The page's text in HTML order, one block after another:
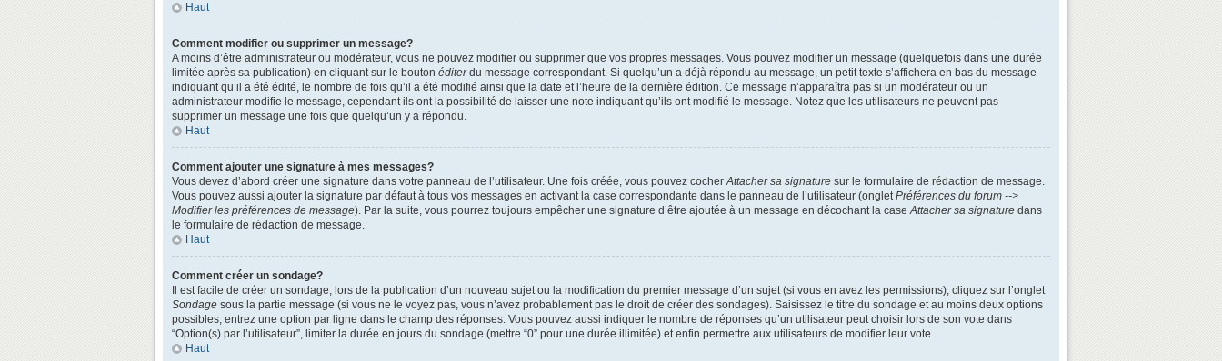
Haut
Comment modifier ou supprimer un message?
A moins d’être administrateur ou modérateur, vous ne pouvez modifier ou supprimer que vos propres messages. Vous pouvez modifier un message (quelquefois dans une durée
limitée après sa publication) en cliquant sur le bouton éditerdu message correspondant. Si quelqu’un a déjà répondu au message, un petit texte s’affichera en bas du message
indiquant qu’il a été édité, le nombre de fois qu’il a été modifié ainsi que la date et l’heure de la dernière édition. Ce message n’apparaîtra pas si un modérateur ou un
administrateur modifie le message, cependant ils ont la possibilité de laisser une note indiquant qu’ils ont modifié le message. Notez que les utilisateurs ne peuvent pas
supprimer un message une fois que quelqu’un y a répondu.
Haut
Comment ajouter une signature à mes messages?
Vous devez d’abord créer une signature dans votre panneau de l’utilisateur. Une fois créée, vous pouvez cocherAttacher sa signature sur le formulaire de rédaction de message.
Vous pouvez aussi ajouter la signature par défaut à tous vos messages en activant la case correspondante dans le panneau de l’utilisateur (ongletPréférences du forum -->
Modifier les préférences de message). Par la suite, vous pourrez toujours empêcher une signature d’être ajoutée à un message en décochant la caseAttacher sa signature dans
le formulaire de rédaction de message.
Haut
Comment créer un sondage?
Il est facile de créer un sondage, lors de la publication d’un nouveau sujet ou la modification du premier message d’un sujet (si vous en avez les permissions), cliquez sur l’onglet
Sondage sous la partie message (si vous ne le voyez pas, vous n’avez probablement pas le droit de créer des sondages). Saisissez le titre du sondage et au moins deux options
possibles, entrez une option par ligne dans le champ des réponses. Vous pouvez aussi indiquer le nombre de réponses qu’un utilisateur peut choisir lors de son vote dans
“Option(s) par l’utilisateur”, limiter la durée en jours du sondage (mettre “0” pour une durée illimitée) et enfin permettre aux utilisateurs de modifier leur vote.
Haut